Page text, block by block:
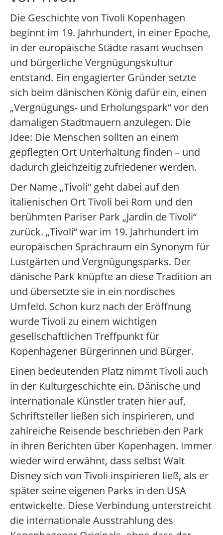
Die Geschichte von Tivoli Kopenhagen
beginnt im 19. Jahrhundert, in einer Epoche,
in der europäische Städte rasant wuchsen
und bürgerliche Vergnügungskultur
entstand. Ein engagierter Gründer setzte
sich beim dänischen König dafür ein, einen
„Vergnügungs- und Erholungspark“ vor den
damaligen Stadtmauern anzulegen. Die
Idee: Die Menschen sollten an einem
gepflegten Ort Unterhaltung finden – und
dadurch gleichzeitig zufriedener werden.
Der Name „Tivoli“ geht dabei auf den
italienischen Ort Tivoli bei Rom und den
berühmten Pariser Park „Jardin de Tivoli“
zurück. „Tivoli“ war im 19. Jahrhundert im
europäischen Sprachraum ein Synonym für
Lustgärten und Vergnügungsparks. Der
dänische Park knüpfte an diese Tradition an
und übersetzte sie in ein nordisches
Umfeld. Schon kurz nach der Eröffnung
wurde Tivoli zu einem wichtigen
gesellschaftlichen Treffpunkt für
Kopenhagener Bürgerinnen und Bürger.
Einen bedeutenden Platz nimmt Tivoli auch
in der Kulturgeschichte ein. Dänische und
internationale Künstler traten hier auf,
Schriftsteller ließen sich inspirieren, und
zahlreiche Reisende beschrieben den Park
in ihren Berichten über Kopenhagen. Immer
wieder wird erwähnt, dass selbst Walt
Disney sich von Tivoli inspirieren ließ, als er
später seine eigenen Parks in den USA
entwickelte. Diese Verbindung unterstreicht
die internationale Ausstrahlung des